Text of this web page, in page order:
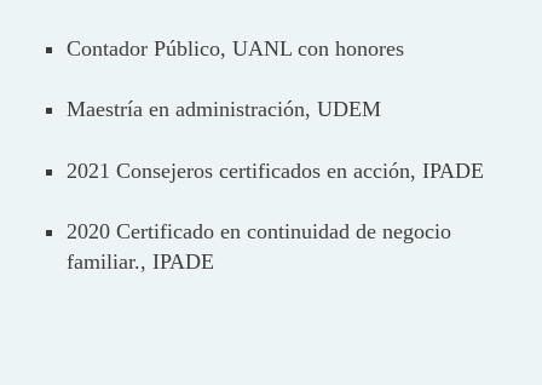
Contador Público, UANL con honores
Maestría en administración, UDEM
2021 Consejeros certificados en acción, IPADE
2020 Certificado en continuidad de negocio
familiar., IPADE